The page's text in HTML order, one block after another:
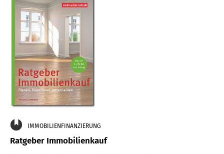
IMMOBILIENFINANZIERUNG
Ratgeber Immobilienkauf